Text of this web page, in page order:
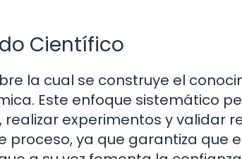
Científico
la cual se construye el
Este enfoque sistemático
experimentos y validar
ya que garantiza que